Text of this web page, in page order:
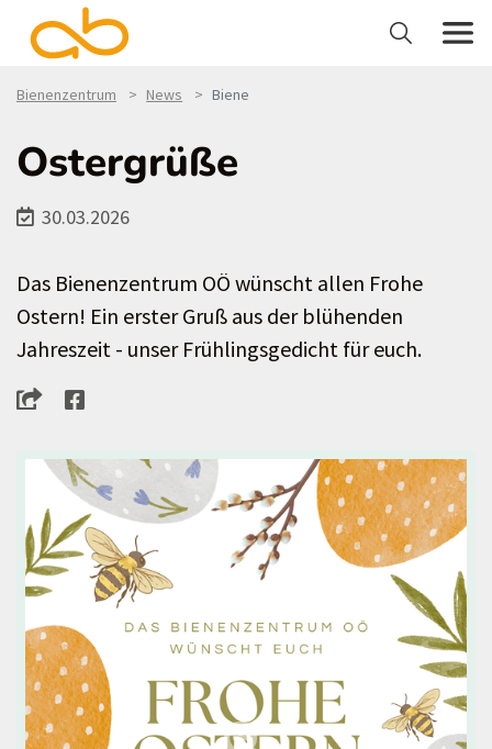
Bienenzentrum News Biene
Ostergrüße
30.03.2026
Das Bienenzentrum OÖ wünscht allen Frohe
Ostern! Ein erster Gruß aus der blühenden
Jahreszeit - unser Frühlingsgedicht für euch.